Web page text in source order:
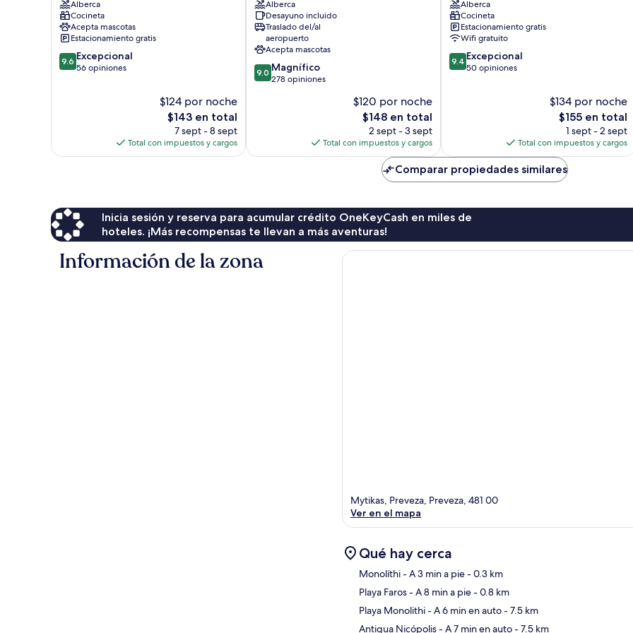
Alberca
Cocineta
Acepta mascotas
Estacionamiento gratis
9.6
de
9.6 Excepcional
56 opiniones
$124 por noche
El
precio
actual
es
$143 en total
7 sept - 8 sept
Total con impuestos y cargos
Preveza
Alberca
Desayuno incluido
Traslado del/al
aeropuerto
Acepta mascotas
9.0
de
9.0 Magnífico
278 opiniones
$120 por noche
El
precio
actual
es
$148 en total
2 sept - 3 sept
Total con impuestos y cargos
Alberca
Cocineta
Estacionamiento gratis
Wifi gratuito
9.4
de
9.4 Excepcional
50 opiniones
$134 por noche
El
precio
actual
es
de
$155
$155 en total
1 sept - 2 sept
Total con impuestos y cargos
Comparar propiedades similares
Inicia sesión y reserva para acumular crédito OneKeyCash en miles de
hoteles. ¡Más recompensas te llevan a más aventuras!
Información de la zona
Mytikas, Preveza, Preveza, 481 00
Ver en el mapa
Qué hay cerca
Monolíthi- A 3 min a pie- 0.3 km
Playa Faros- A 8 min a pie- 0.8 km
Playa Monolithi- A 6 min en auto- 7.5 km
Antigua Nicópolis- A 7 min en auto- 7.5 km